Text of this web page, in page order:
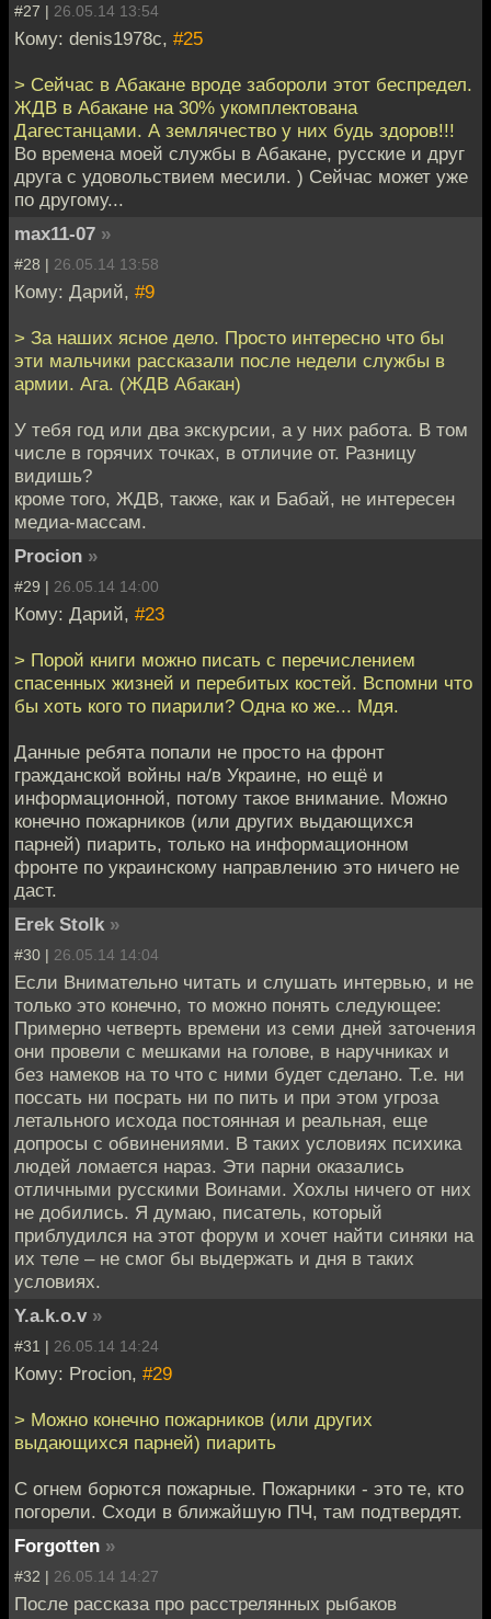
#27 | 26.05.14 13:54
Кому: denis1978c, #25
> Сейчас в Абакане вроде забороли этот беспредел.
ЖДВ в Абакане на 30% укомплектована
Дагестанцами. А землячество у них будь здоров!!!
Во времена моей службы в Абакане, русские и друг
друга с удовольствием месили. ) Сейчас может уже
по другому...
max11-07 »
#28 | 26.05.14 13:58
Кому: Дарий, #9
> За наших ясное дело. Просто интересно что бы
эти мальчики рассказали после недели службы в
армии. Ага. (ЖДВ Абакан)
У тебя год или два экскурсии, а у них работа. В том
числе в горячих точках, в отличие от. Разницу
видишь?
кроме того, ЖДВ, также, как и Бабай, не интересен
медиа-массам.
Procion »
#29 | 26.05.14 14:00
Кому: Дарий, #23
> Порой книги можно писать с перечислением
спасенных жизней и перебитых костей. Вспомни что
бы хоть кого то пиарили? Одна ко же... Мдя.
Данные ребята попали не просто на фронт
гражданской войны на/в Украине, но ещё и
информационной, потому такое внимание. Можно
конечно пожарников (или других выдающихся
парней) пиарить, только на информационном
фронте по украинскому направлению это ничего не
даст.
Erek Stolk »
#30 | 26.05.14 14:04
Если Внимательно читать и слушать интервью, и не
только это конечно, то можно понять следующее:
Примерно четверть времени из семи дней заточения
они провели с мешками на голове, в наручниках и
без намеков на то что с ними будет сделано. Т.е. ни
поссать ни посрать ни по пить и при этом угроза
летального исхода постоянная и реальная, еще
допросы с обвинениями. В таких условиях психика
людей ломается нараз. Эти парни оказались
отличными русскими Воинами. Хохлы ничего от них
не добились. Я думаю, писатель, который
приблудился на этот форум и хочет найти синяки на
их теле – не смог бы выдержать и дня в таких
условиях.
Y.a.k.o.v »
#31 | 26.05.14 14:24
Кому: Procion, #29
> Можно конечно пожарников (или других
выдающихся парней) пиарить
С огнем борются пожарные. Пожарники - это те, кто
погорели. Сходи в ближайшую ПЧ, там подтвердят.
Forgotten »
#32 | 26.05.14 14:27
После рассказа про расстрелянных рыбаков